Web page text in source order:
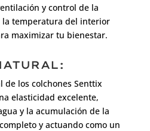
y control de la
la temperatura del interior
maximizar tu bienestar.
de los colchones Senttix
elasticidad excelente,
y la acumulación de la
y actuando como un